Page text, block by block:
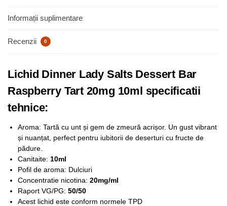
Informații suplimentare
Recenzii 0
Lichid Dinner Lady Salts Dessert Bar
Raspberry Tart 20mg 10ml specificatii
tehnice:
Aroma: Tartă cu unt și gem de zmeură acrișor. Un gust vibrant
și nuanțat, perfect pentru iubitorii de deserturi cu fructe de
pădure.
Canitaite: 10ml
Pofil de aroma: Dulciuri
Concentratie nicotina: 20mg/ml
Raport VG/PG: 50/50
Acest lichid este conform normele TPD